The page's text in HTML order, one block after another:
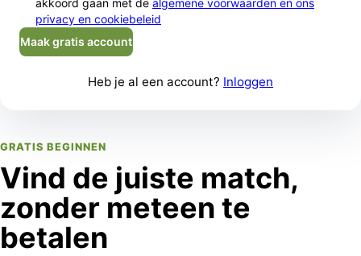
GRATIS BEGINNEN
Vind de juiste match,
zonder meteen te
betalen
akkoord gaan met de algemene voorwaarden en ons
privacy en cookiebeleid
Maak gratis account
Heb je al een account? Inloggen